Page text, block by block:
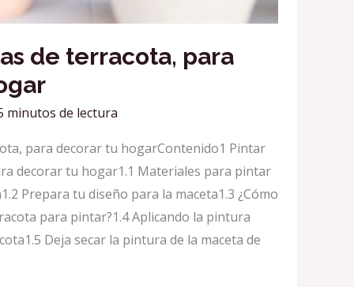
de terracota, para
minutos de lectura
para decorar tu hogarContenido1 Pintar
decorar tu hogar1.1 Materiales para pintar
Prepara tu diseño para la maceta1.3 ¿Cómo
para pintar?1.4 Aplicando la pintura
Deja secar la pintura de la maceta de